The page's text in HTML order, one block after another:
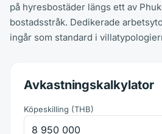
på hyresbostäder längs ett av
bostadsstråk. Dedikerade
ingår som standard i
Avkastningskalkylator
Köpeskilling (THB)